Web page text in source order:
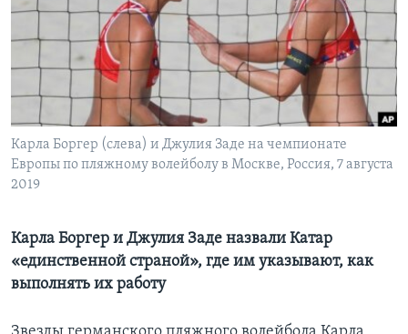
Learning English
СОЦИАЛЬНЫЕ СЕТИ
Языки
Карла Боргер (слева) и Джулия Заде на чемпионате
Европы по пляжному волейболу в Москве, Россия, 7 августа
2019
Карла Боргер и Джулия Заде назвали Катар
«единственной страной», где им указывают, как
выполнять их работу